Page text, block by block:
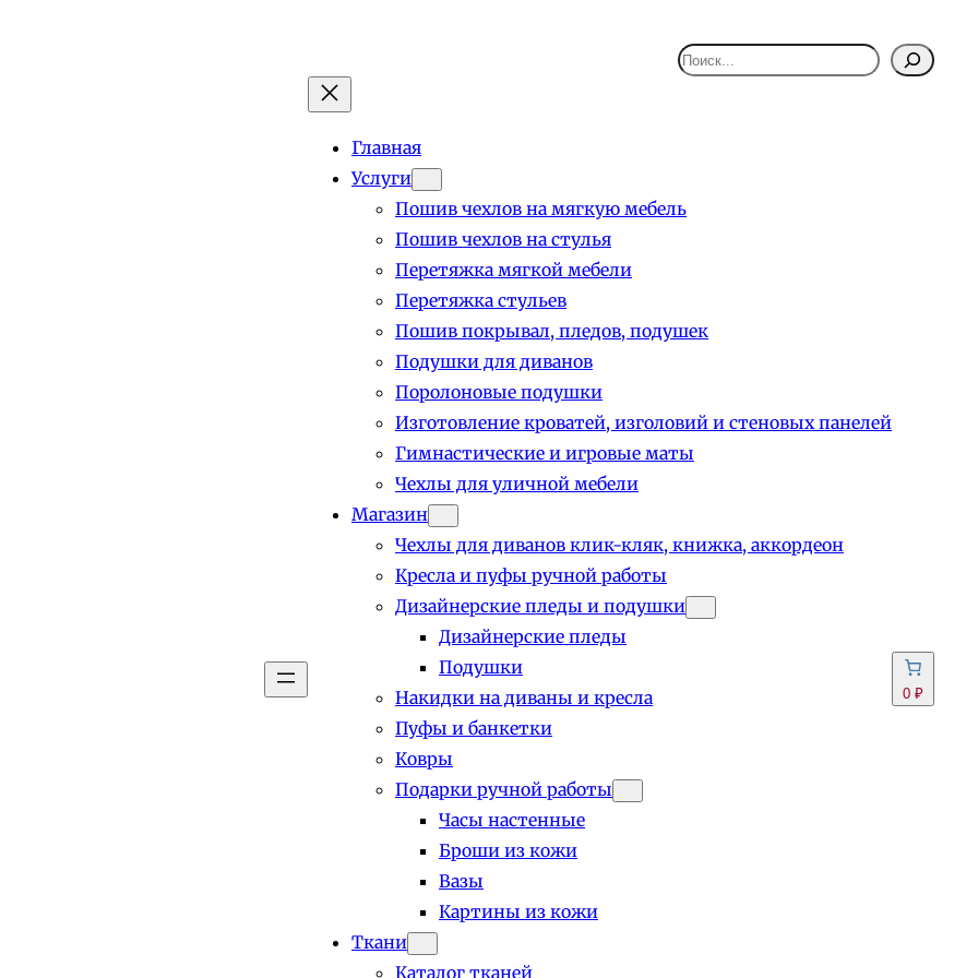
Поиск
Главная
Услуги
Пошив чехлов на мягкую мебель
Пошив чехлов на стулья
Перетяжка мягкой мебели
Перетяжка стульев
Пошив покрывал, пледов, подушек
Подушки для диванов
Поролоновые подушки
Изготовление кроватей, изголовий и стеновых панелей
Гимнастические и игровые маты
Чехлы для уличной мебели
Магазин
Чехлы для диванов клик-кляк, книжка, аккордеон
Кресла и пуфы ручной работы
Дизайнерские пледы и подушки
Дизайнерские пледы
Подушки
Накидки на диваны и кресла
Пуфы и банкетки
Ковры
Подарки ручной работы
Часы настенные
Броши из кожи
Вазы
Картины из кожи
Ткани
Каталог тканей
0 ₽